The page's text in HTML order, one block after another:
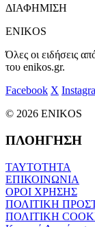
ΔΙΑΦΗΜΙΣΗ
ENIKOS
Όλες οι ειδήσεις
του enikos.gr.
Facebook X
© 2026 ENIKOS
ΠΛΟΗΓΗΣΗ
ΤΑΥΤΟΤΗΤΑ
ΕΠΙΚΟΙΝΩΝΙΑ
ΟΡΟΙ ΧΡΗΣΗΣ
ΠΟΛΙΤΙΚΗ
ΠΟΛΙΤΙΚΗ